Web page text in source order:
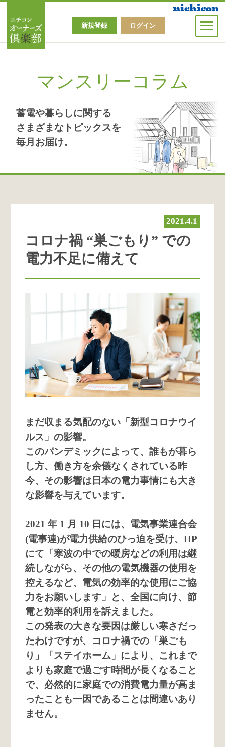
マンスリーコラム
オーナーズ俱楽部マニュアル
新規登録 ログイン
マンスリーコラム
蓄電や暮らしに関する
さまざまなトピックスを
毎月お届け。
コロナ禍 “巣ごもり” での
電力不足に備えて
2021.4.1
まだ収まる気配のない「新型コロナウイ
ルス」の影響。
このパンデミックによって、誰もが暮ら
し方、働き方を余儀なくされている昨
今、その影響は日本の電力事情にも大き
な影響を与えています。
2021 年 1 月 10 日には、電気事業連合会
(電事連)が電力供給のひっ迫を受け、HP
にて「寒波の中での暖房などの利用は継
続しながら、その他の電気機器の使用を
控えるなど、電気の効率的な使用にご協
力をお願いします」と、全国に向け、節
電と効率的利用を訴えました。
この発表の大きな要因は厳しい寒さだっ
たわけですが、コロナ禍での「巣ごも
り」「ステイホーム」により、これまで
よりも家庭で過ごす時間が長くなること
で、必然的に家庭での消費電力量が高ま
ったことも一因であることは間違いあり
ません。